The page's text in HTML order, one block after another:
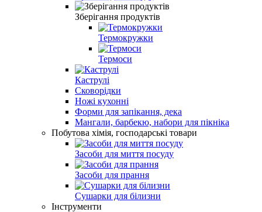
Зберігання продуктів
Термокружки
Термоси
Каструлі
Сковорідки
Ножі кухонні
Форми для запікання, дека
Мангали, барбекю, набори для пікніка
Побутова хімія, господарськi товари
Засоби для миття посуду
Засоби для прання
Сушарки для бiлизни
Інструменти